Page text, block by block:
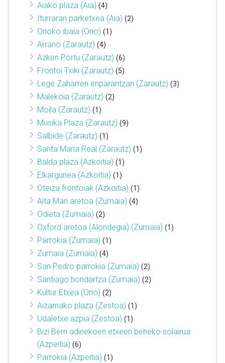
Aiako plaza (Aia) (4)
Iturraran parketxea (Aia) (2)
Orioko ibaia (Orio) (1)
Arrano (Zarautz) (4)
Azken Portu (Zarautz) (6)
Frontoi Txiki (Zarautz) (5)
Lege Zaharren enparantzan (Zarautz) (3)
Malekoia (Zarautz) (2)
Moila (Zarautz) (1)
Musika Plaza (Zarautz) (9)
Salbide (Zarautz) (1)
Santa Maria Real (Zarautz) (1)
Balda plaza (Azkoitia) (1)
Elkargunea (Azkoitia) (1)
Oteiza frontoiak (Azkoitia) (1)
Aita Mari aretoa (Zumaia) (4)
Odieta (Zumaia) (2)
Oxford aretoa (Alondegia) (Zumaia) (1)
Parrokia (Zumaia) (1)
Zumaia (Zumaia) (4)
San Pedro parrokia (Zumaia) (2)
Santiago hondartza (Zumaia) (2)
Kultur Etxea (Orio) (2)
Aizarnako plaza (Zestoa) (1)
Udaletxe azpia (Zestoa) (1)
Bizi Berri adinekoen etxeen beheko solairua
(Azpeitia) (6)
Parrokia (Azpeitia) (1)